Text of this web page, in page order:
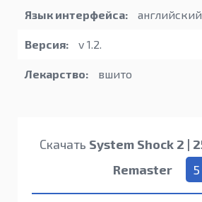
Язык интерфейса:
Версия: v 1.2.
Лекарство: вшито
Скачать System Shock 2 |
Remaster